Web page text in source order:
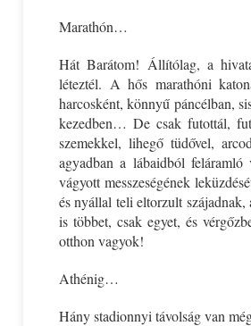
Marathón…
Hát Barátom! Állítólag, a
léteztél. A hős marathóni
harcosként, könnyű páncélban,
kezedben… De csak futottál,
szemekkel, lihegő tüdővel,
agyadban a lábaidból
vágyott messzeségének
és nyállal teli eltorzult
is többet, csak egyet, és
otthon vagyok!
Athénig…
Hány stadionnyi távolság van
a fényből Káplán Géza: Erotikai